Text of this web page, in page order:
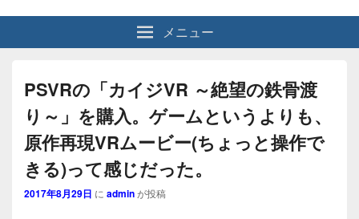
メニュー
PSVRの「カイジVR ～絶望の鉄骨渡
り～」を購入。ゲームというよりも、
原作再現VRムービー(ちょっと操作で
きる)って感じだった。
2017年8月29日 に adminが投稿